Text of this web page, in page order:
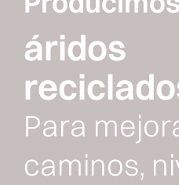
áridos
Para
caminos,